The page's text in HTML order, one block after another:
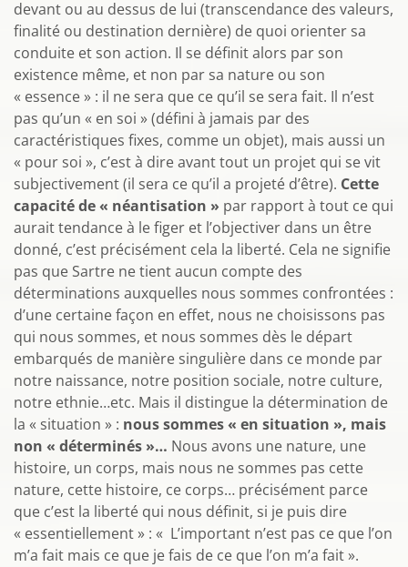
devant ou au dessus de lui (transcendance des valeurs,
finalité ou destination dernière) de quoi orienter sa
conduite et son action. Il se définit alors par son
existence même, et non par sa nature ou son
« essence » : il ne sera que ce qu’il se sera fait. Il n’est
pas qu’un « en soi » (défini à jamais par des
caractéristiques fixes, comme un objet), mais aussi un
« pour soi », c’est à dire avant tout un projet qui se vit
subjectivement (il sera ce qu’il a projeté d’être). Cette
capacité de « néantisation » par rapport à tout ce qui
aurait tendance à le figer et l’objectiver dans un être
donné, c’est précisément cela la liberté. Cela ne signifie
pas que Sartre ne tient aucun compte des
déterminations auxquelles nous sommes confrontées :
d’une certaine façon en effet, nous ne choisissons pas
qui nous sommes, et nous sommes dès le départ
embarqués de manière singulière dans ce monde par
notre naissance, notre position sociale, notre culture,
notre ethnie…etc. Mais il distingue la détermination de
la « situation » : nous sommes « en situation », mais
non « déterminés »… Nous avons une nature, une
histoire, un corps, mais nous ne sommes pas cette
nature, cette histoire, ce corps… précisément parce
que c’est la liberté qui nous définit, si je puis dire
« essentiellement » : « L’important n’est pas ce que l’on
m’a fait mais ce que je fais de ce que l’on m’a fait ».